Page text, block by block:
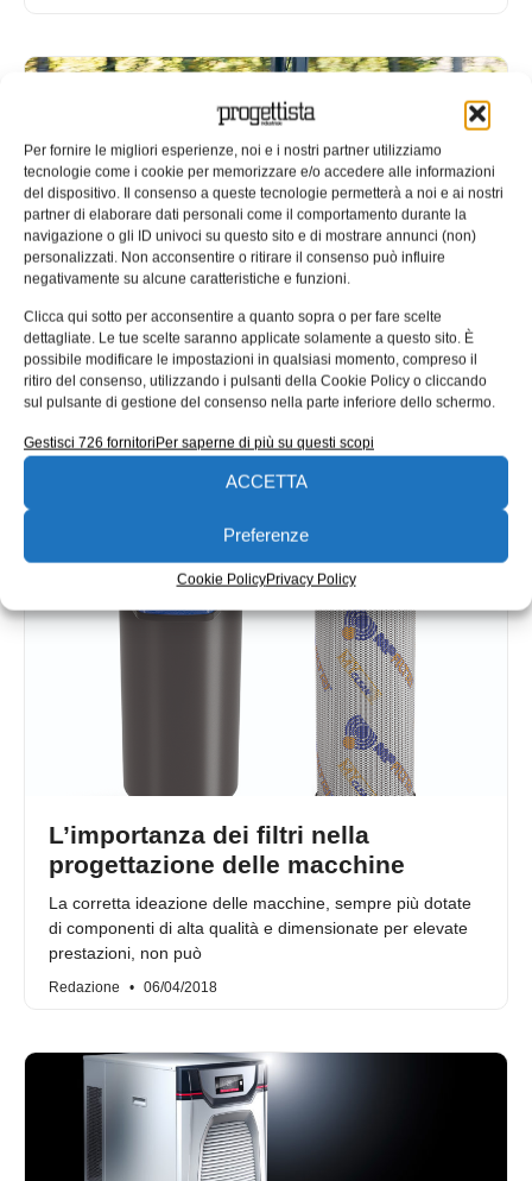
Per fornire le migliori esperienze, noi e i nostri partner utilizziamo
tecnologie come i cookie per memorizzare e/o accedere alle informazioni
del dispositivo. Il consenso a queste tecnologie permetterà a noi e ai nostri
partner di elaborare dati personali come il comportamento durante la
navigazione o gli ID univoci su questo sito e di mostrare annunci (non)
personalizzati. Non acconsentire o ritirare il consenso può influire
negativamente su alcune caratteristiche e funzioni.
Clicca qui sotto per acconsentire a quanto sopra o per fare scelte
dettagliate. Le tue scelte saranno applicate solamente a questo sito. È
possibile modificare le impostazioni in qualsiasi momento, compreso il
ritiro del consenso, utilizzando i pulsanti della Cookie Policy o cliccando
sul pulsante di gestione del consenso nella parte inferiore dello schermo.
Gestisci 726 fornitoriPer saperne di più su questi scopi
ACCETTA
Preferenze
Cookie PolicyPrivacy Policy
Movimentazione dei materiali
all’insegna del risparmio energetico
Hyster, specializzata nella produzione di macchine per la
ha annunciato nuovi modelli
L’importanza dei filtri nella
progettazione delle macchine
La corretta ideazione delle macchine, sempre più dotate
di componenti di alta qualità e dimensionate per elevate
prestazioni, non può
Redazione 06/04/2018